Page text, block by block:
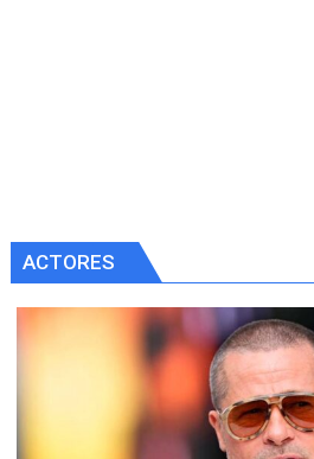
ACTORES